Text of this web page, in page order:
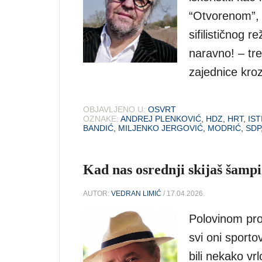
sifilističnog
naravno! –
zajednice
OBJAVLJENO U: OSVRT
OZNAKE: ANDREJ PLENKOVIĆ HDZ HRT,
BANDIĆ MILJENKO JERGOVIĆ MODRIĆ SDP
Kad nas osrednji skijaš
AUTOR: VEDRAN LIMIĆ / 17.04.2026.
Polovinom
svi oni
bili nekako